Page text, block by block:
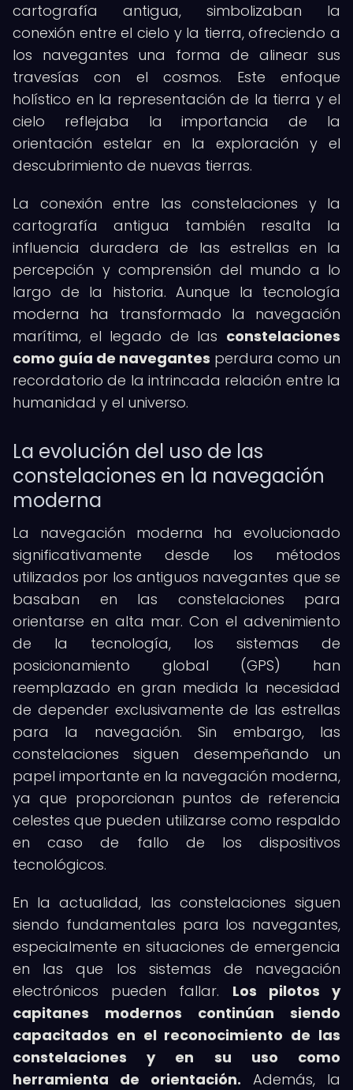
cartografía antigua, simbolizaban la
conexión entre el cielo y la tierra, ofreciendo a
los navegantes una forma de alinear sus
travesías con el cosmos. Este enfoque
holístico en la representación de la tierra y el
cielo reflejaba la importancia de la
orientación estelar en la exploración y el
descubrimiento de nuevas tierras.
La conexión entre las constelaciones y la
cartografía antigua también resalta la
influencia duradera de las estrellas en la
percepción y comprensión del mundo a lo
largo de la historia. Aunque la tecnología
moderna ha transformado la navegación
marítima, el legado de las constelaciones
como guía de navegantes perdura como un
recordatorio de la intrincada relación entre la
humanidad y el universo.
La evolución del uso de las
constelaciones en la navegación
moderna
La navegación moderna ha evolucionado
significativamente desde los métodos
utilizados por los antiguos navegantes que se
basaban en las constelaciones para
orientarse en alta mar. Con el advenimiento
de la tecnología, los sistemas de
posicionamiento global (GPS) han
reemplazado en gran medida la necesidad
de depender exclusivamente de las estrellas
para la navegación. Sin embargo, las
constelaciones siguen desempeñando un
papel importante en la navegación moderna,
ya que proporcionan puntos de referencia
celestes que pueden utilizarse como respaldo
en caso de fallo de los dispositivos
tecnológicos.
En la actualidad, las constelaciones siguen
siendo fundamentales para los navegantes,
especialmente en situaciones de emergencia
en las que los sistemas de navegación
electrónicos pueden fallar. Los pilotos y
capitanes modernos continúan siendo
capacitados en el reconocimiento de las
constelaciones y en su uso como
herramienta de orientación. Además, la